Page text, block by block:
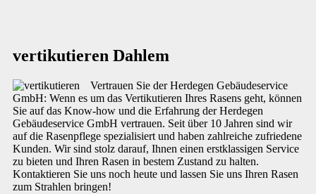
vertikutieren Dahlem
Vertrauen Sie der Herdegen Gebäudeservice
GmbH: Wenn es um das Vertikutieren Ihres Rasens geht, können
Sie auf das Know-how und die Erfahrung der Herdegen
Gebäudeservice GmbH vertrauen. Seit über 10 Jahren sind wir
auf die Rasenpflege spezialisiert und haben zahlreiche zufriedene
Kunden. Wir sind stolz darauf, Ihnen einen erstklassigen Service
zu bieten und Ihren Rasen in bestem Zustand zu halten.
Kontaktieren Sie uns noch heute und lassen Sie uns Ihren Rasen
zum Strahlen bringen!